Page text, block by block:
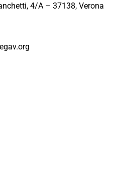
4/A – 37138, Verona